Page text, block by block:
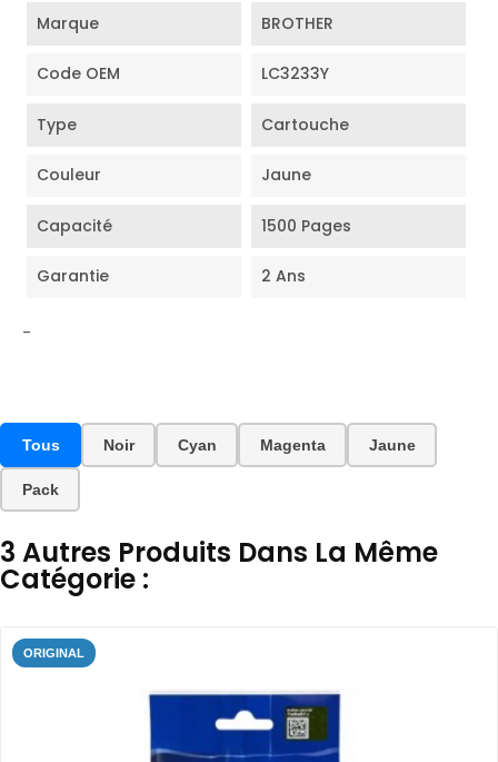
Marque BROTHER
Code OEM LC3233Y
Type Cartouche
Couleur Jaune
Capacité 1500 Pages
Garantie 2 Ans
-
Tous Noir Cyan Magenta Jaune
Pack
3 Autres Produits Dans La Même
Catégorie :
ORIGINAL